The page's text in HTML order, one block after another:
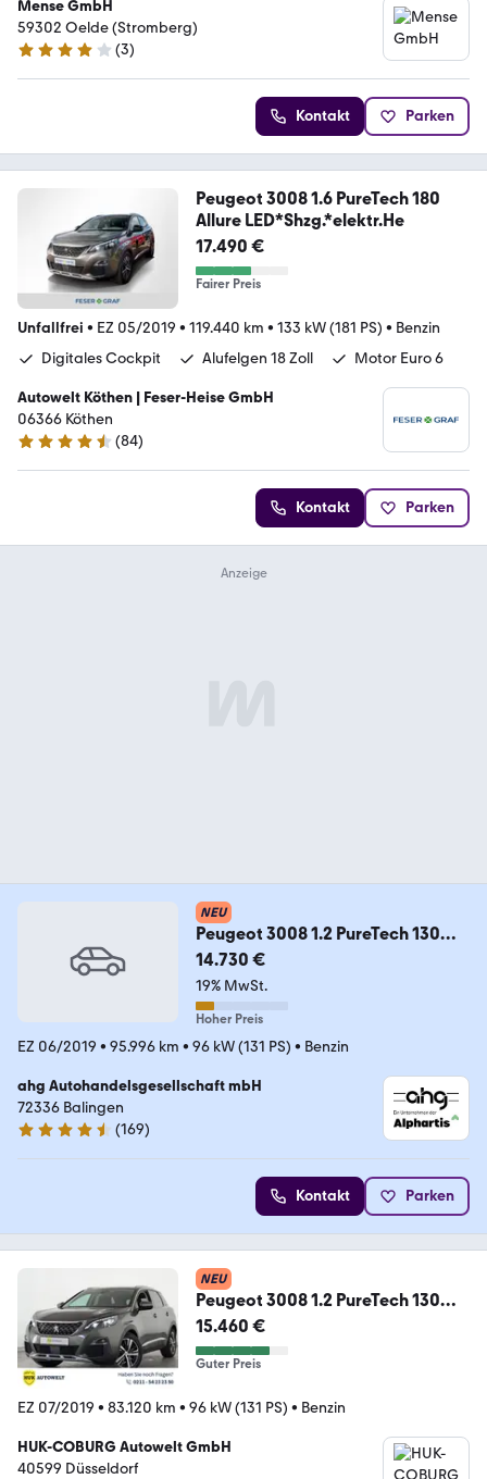
Mense GmbH
59302 Oelde (Stromberg)
4.1 Sterne
(3)
Kontakt Parken
Peugeot 3008 1.6 PureTech 180
Allure LED*Shzg.*elektr.He
17.490 €
Fairer Preis
Unfallfrei • EZ 05/2019 • 119.440 km • 133 kW (181 PS) • Benzin
Digitales Cockpit
Alufelgen 18 Zoll Motor Euro 6
Autowelt Köthen | Feser-Heise GmbH
06366 Köthen
4.3 Sterne
(84)
Kontakt Parken
NEU
Peugeot 3008 1.2 PureTech 130
Active Bluetooth PDC Klima
14.730 €
19% MwSt.
Hoher Preis
EZ 06/2019 • 95.996 km • 96 kW (131 PS) • Benzin
ahg Autohandelsgesellschaft mbH
72336 Balingen
4.4 Sterne
(169)
Kontakt Parken
NEU
Peugeot 3008 1.2 PureTech 130
Allure LED+NAVI+PANO+SHZ+
15.460 €
Guter Preis
EZ 07/2019 • 83.120 km • 96 kW (131 PS) • Benzin
HUK-COBURG Autowelt GmbH
40599 Düsseldorf